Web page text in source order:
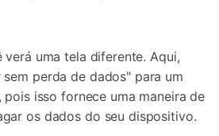
uma tela diferente. Aqui,
perda de dados" para um
isso fornece uma maneira de
os dados do seu dispositivo.